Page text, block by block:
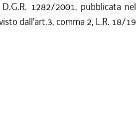
1282/2001, pubblicata
dall'art.3, comma 2, L.R. 18/